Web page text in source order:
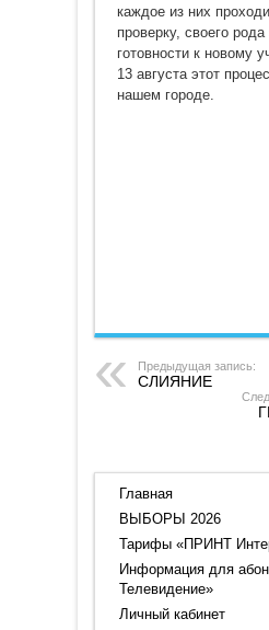
каждое из них
проверку, своего
готовности к новому
13 августа этот
нашем городе.
Предыдущая запись:
СЛИЯНИЕ
Главная
ВЫБОРЫ 2026
Тарифы «ПРИНТ
Информация для
Телевидение»
Личный кабинет